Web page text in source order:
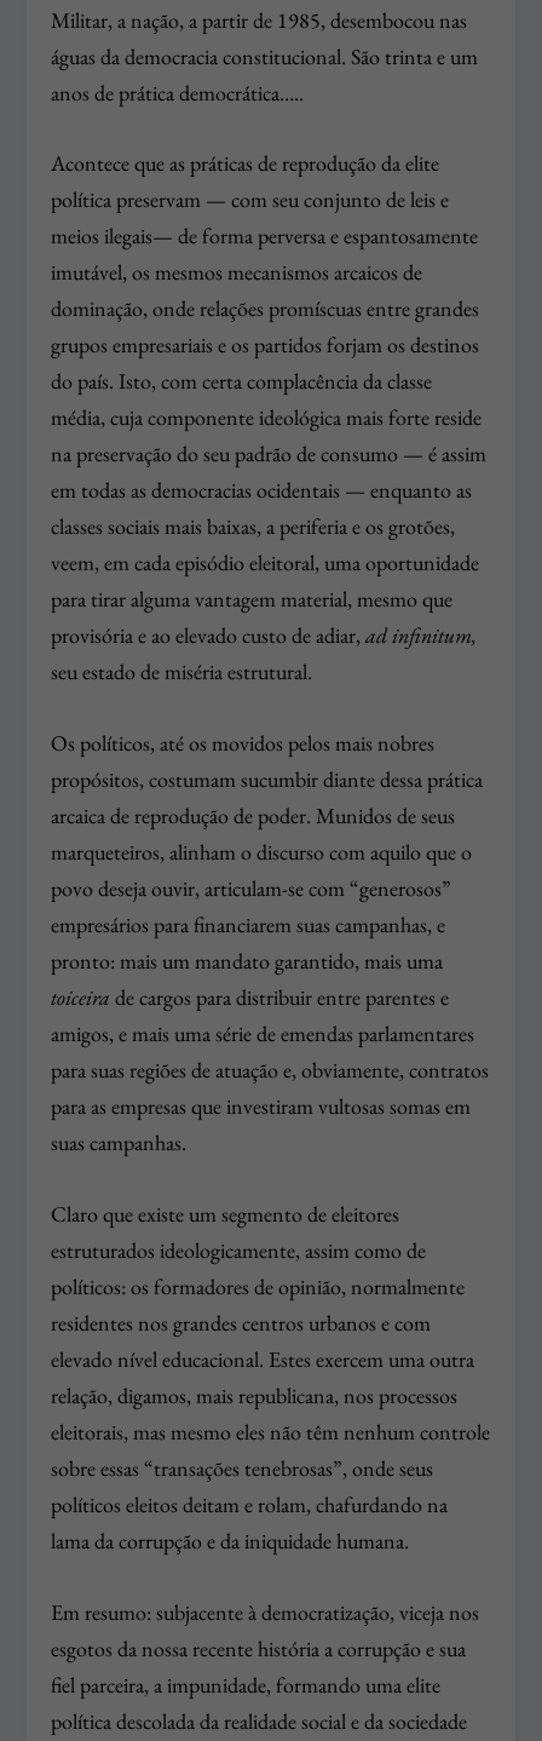
Militar, a nação, a partir de 1985, desembocou nas
águas da democracia constitucional. São trinta e um
anos de prática democrática…..
Acontece que as práticas de reprodução da elite
política preservam — com seu conjunto de leis e
meios ilegais— de forma perversa e espantosamente
imutável, os mesmos mecanismos arcaicos de
dominação, onde relações promíscuas entre grandes
grupos empresariais e os partidos forjam os destinos
do país. Isto, com certa complacência da classe
média, cuja componente ideológica mais forte reside
na preservação do seu padrão de consumo — é assim
em todas as democracias ocidentais — enquanto as
classes sociais mais baixas, a periferia e os grotões,
veem, em cada episódio eleitoral, uma oportunidade
para tirar alguma vantagem material, mesmo que
provisória e ao elevado custo de adiar,ad infinitum,
seu estado de miséria estrutural.
Os políticos, até os movidos pelos mais nobres
propósitos, costumam sucumbir diante dessa prática
arcaica de reprodução de poder. Munidos de seus
marqueteiros, alinham o discurso com aquilo que o
povo deseja ouvir, articulam-se com “generosos”
empresários para financiarem suas campanhas, e
pronto: mais um mandato garantido, mais uma
toiceira de cargos para distribuir entre parentes e
amigos, e mais uma série de emendas parlamentares
para suas regiões de atuação e, obviamente, contratos
para as empresas que investiram vultosas somas em
suas campanhas.
Claro que existe um segmento de eleitores
estruturados ideologicamente, assim como de
políticos: os formadores de opinião, normalmente
residentes nos grandes centros urbanos e com
elevado nível educacional. Estes exercem uma outra
relação, digamos, mais republicana, nos processos
eleitorais, mas mesmo eles não têm nenhum controle
sobre essas “transações tenebrosas”, onde seus
políticos eleitos deitam e rolam, chafurdando na
lama da corrupção e da iniquidade humana.
Em resumo: subjacente à democratização, viceja nos
esgotos da nossa recente história a corrupção e sua
fiel parceira, a impunidade, formando uma elite
política descolada da realidade social e da sociedade